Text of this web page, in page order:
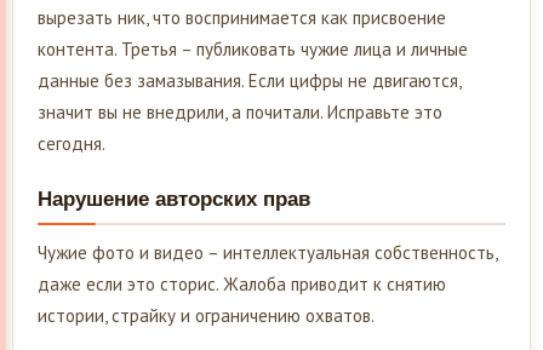
вырезать ник, что воспринимается как присвоение
контента. Третья – публиковать чужие лица и личные
данные без замазывания. Если цифры не двигаются,
значит вы не внедрили, а почитали. Исправьте это
сегодня.
Нарушение авторских прав
Чужие фото и видео – интеллектуальная собственность,
даже если это сторис. Жалоба приводит к снятию
истории, страйку и ограничению охватов.